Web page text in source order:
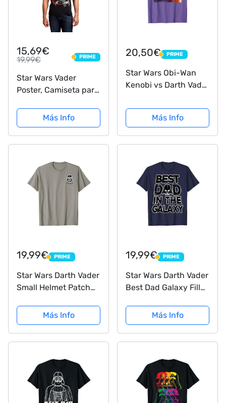
15,69€
19,99€ PRIME
PRIME
Star Wars Vader
Poster, Camiseta para
Blk), Medium
Más Info
20,50€ PRIME
PRIME
Star Wars Obi-Wan
Kenobi vs Darth Vader
Más Info
19,99€ PRIME
PRIME
Star Wars Darth Vader
Small Helmet Patch
Más Info
19,99€ PRIME
PRIME
Star Wars Darth Vader
Best Dad Galaxy Fill
Más Info